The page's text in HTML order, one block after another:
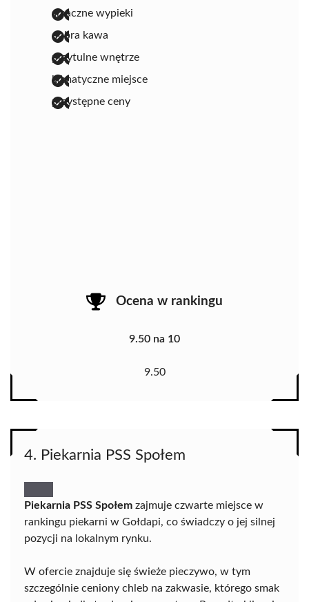
smaczne wypieki
dobra kawa
przytulne wnętrze
klimatyczne miejsce
przystępne ceny
Ocena w rankingu
9.50 na 10
9.50
4. Piekarnia PSS Społem
Piekarnia PSS Społem zajmuje czwarte miejsce w
rankingu piekarni w Gołdapi, co świadczy o jej silnej
pozycji na lokalnym rynku.
W ofercie znajduje się świeże pieczywo, w tym
szczególnie ceniony chleb na zakwasie, którego smak